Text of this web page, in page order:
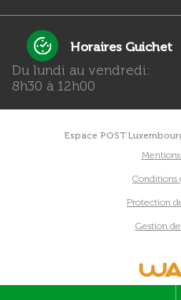
Horaires Guichet
Du lundi au vendredi:
8h30 à 12h00